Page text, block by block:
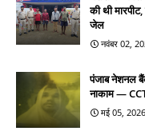
की थी
जेल
नवंबर 02,
पंजाब नेशनल
नाकाम —
मई 05, 2026